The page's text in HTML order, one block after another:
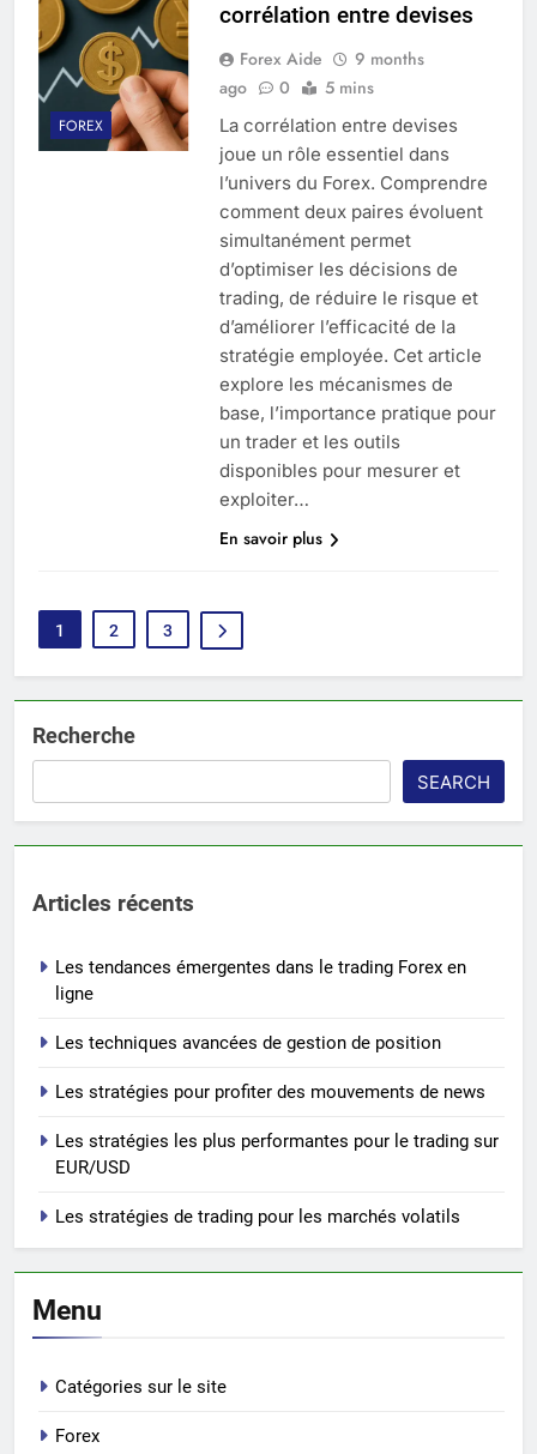
FOREX
corrélation entre devises
Forex Aide
9 months
ago
0 5 mins
La corrélation entre devises
joue un rôle essentiel dans
l’univers du Forex. Comprendre
comment deux paires évoluent
simultanément permet
d’optimiser les décisions de
trading, de réduire le risque et
d’améliorer l’efficacité de la
stratégie employée. Cet article
explore les mécanismes de
base, l’importance pratique pour
un trader et les outils
disponibles pour mesurer et
exploiter…
En savoir plus
1 2 3
Recherche
SEARCH
Articles récents
Les tendances émergentes dans le trading Forex en
ligne
Les techniques avancées de gestion de position
Les stratégies pour profiter des mouvements de news
Les stratégies les plus performantes pour le trading sur
EUR/USD
Les stratégies de trading pour les marchés volatils
Menu
Catégories sur le site
Forex